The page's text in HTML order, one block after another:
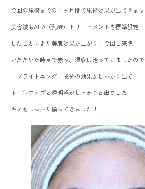
今回の施術までの１ヶ月間で施術効果が出てきます
美容鍼もAHA（乳酸）トリートメントを標準設定
したことにより美肌効果が上がり、今回ご来院
いただいた時点で赤み、湿疹は治っていましたので
「ブライトニング」成分の効果がしっかり出て
トーンアップと透明感がしっかりと出ました
キメもしっかり揃ってきました！